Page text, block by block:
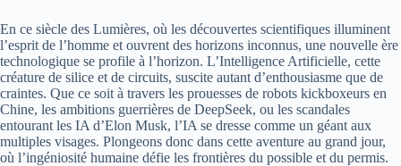
En ce siècle des Lumières, où les découvertes scientifiques illuminent
l’esprit de l’homme et ouvrent des horizons inconnus, une nouvelle ère
technologique se profile à l’horizon. L’Intelligence Artificielle, cette
créature de silice et de circuits, suscite autant d’enthousiasme que de
craintes. Que ce soit à travers les prouesses de robots kickboxeurs en
Chine, les ambitions guerrières de DeepSeek, ou les scandales
entourant les IA d’Elon Musk, l’IA se dresse comme un géant aux
multiples visages. Plongeons donc dans cette aventure au grand jour,
où l’ingéniosité humaine défie les frontières du possible et du permis.